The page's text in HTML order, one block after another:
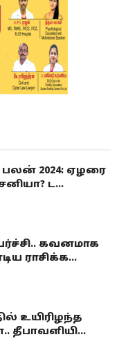
பலன் 2024: ஏழரை
ட...
கவனமாக
ராசிக்க...
உயிரிழந்த
தீபாவளியி...